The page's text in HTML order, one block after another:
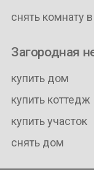
снять комнату
Загородная
купить дом
купить коттедж
купить участок
снять дом